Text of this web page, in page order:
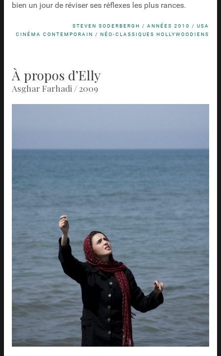
bien un jour de réviser ses réflexes les plus rances.
STEVEN SODERBERGH /ANNÉES 2010 /USA
CINÉMA CONTEMPORAIN /NÉO-CLASSIQUES HOLLYWOODIENS
À propos d’Elly
Asghar Farhadi / 2009